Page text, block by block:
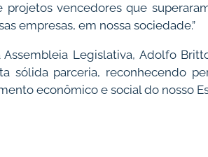
vencedores que
empresas, em nossa sociedade.”
Legislativa, Adolfo
sólida parceria, reconhecendo
econômico e social do nosso